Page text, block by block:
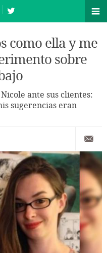
como ella y me
sobre
ante sus clientes:
sugerencias eran